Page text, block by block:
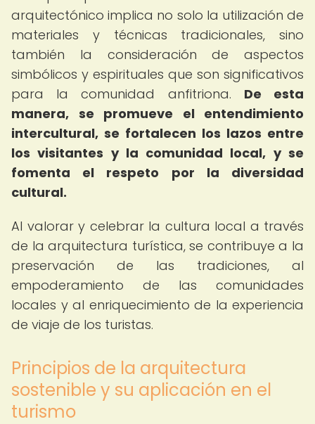
arquitectónico implica no solo la utilización de
materiales y técnicas tradicionales, sino
también la consideración de aspectos
simbólicos y espirituales que son significativos
para la comunidad anfitriona. De esta
manera, se promueve el entendimiento
intercultural, se fortalecen los lazos entre
los visitantes y la comunidad local, y se
fomenta el respeto por la diversidad
cultural.
Al valorar y celebrar la cultura local a través
de la arquitectura turística, se contribuye a la
preservación de las tradiciones, al
empoderamiento de las comunidades
locales y al enriquecimiento de la experiencia
de viaje de los turistas.
Principios de la arquitectura
sostenible y su aplicación en el
turismo